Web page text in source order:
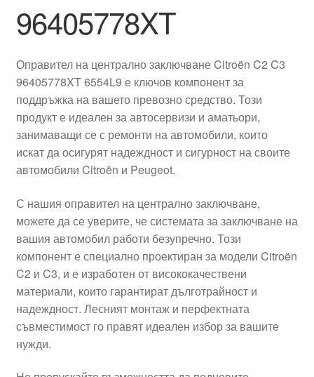
Жалби
Количка
Контакт
Моята сметка
Плащанията
Политика за поверителност
Правила и условия
Процедура за рекламации
Разгледайте
96405778XT
Оправител на централно заключване Citroën C2 C3
96405778XT 6554L9 е ключов компонент за
поддръжка на вашето превозно средство. Този
продукт е идеален за автосервизи и аматьори,
занимаващи се с ремонти на автомобили, които
искат да осигурят надеждност и сигурност на своите
автомобили Citroën и Peugeot.
С нашия оправител на централно заключване,
можете да се уверите, че системата за заключване на
вашия автомобил работи безупречно. Този
компонент е специално проектиран за модели Citroën
C2 и C3, и е изработен от висококачествени
материали, които гарантират дълготрайност и
надеждност. Лесният монтаж и перфектната
съвместимост го правят идеален избор за вашите
нужди.